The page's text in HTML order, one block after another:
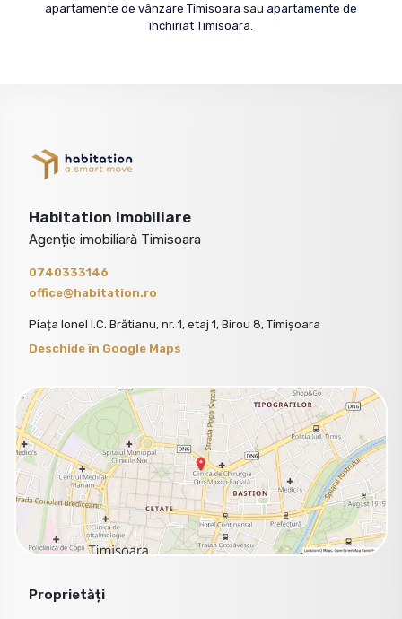
apartamente de vânzare Timisoara sau apartamente de
închiriat Timisoara
Habitation Imobiliare
Agenție imobiliară Timisoara
0740333146
office@habitation.ro
Piața Ionel I.C. Brătianu, nr. 1, etaj 1, Birou 8, Timișoara
Deschide în Google Maps
Proprietăți